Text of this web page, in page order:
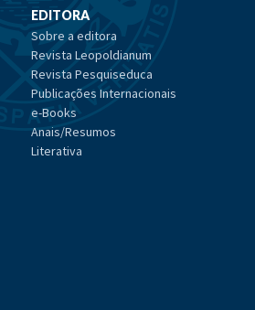
EDITORA
Sobre a editora
Revista Leopoldianum
Revista Pesquiseduca
Publicações Internacionais
e-Books
Anais/Resumos
Literativa